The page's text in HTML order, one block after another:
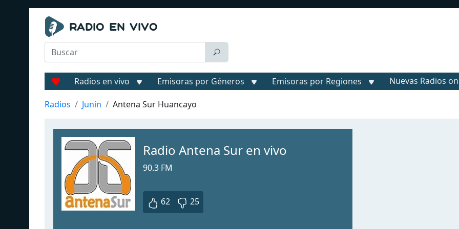
Radios en vivo Emisoras por Géneros Emisoras por Regiones Nuevas Radios
Radios Junin Antena Sur Huancayo
Radio Antena Sur en vivo
90.3 FM
62 25